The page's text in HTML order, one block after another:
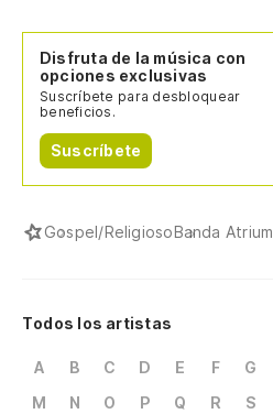
Disfruta de la música con
opciones exclusivas
Suscríbete para desbloquear
beneficios.
Suscríbete
Gospel/ReligiosoBanda Atrium
Todos los artistas
A B C D E F G
M
N O P Q R S